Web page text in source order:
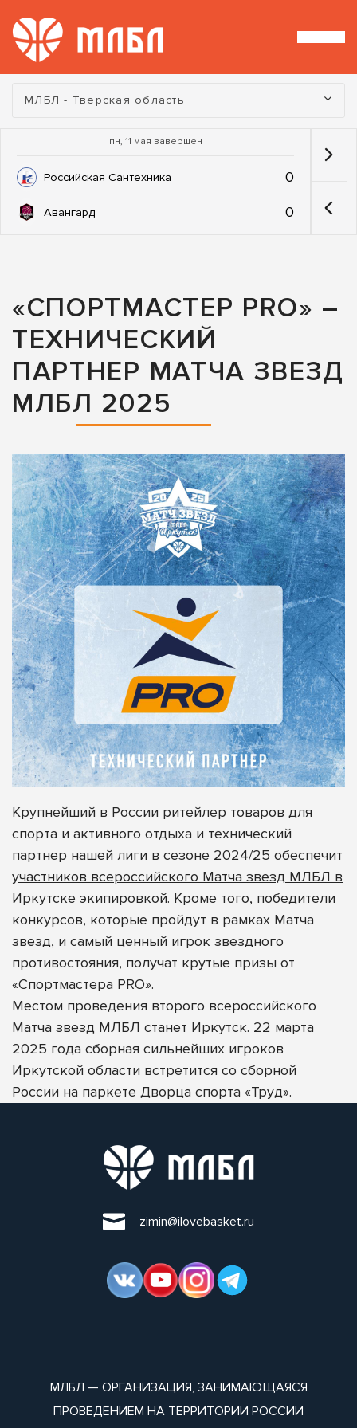
Турнир:
МЛБЛ - Тверская область
пн, 11 мая завершен
Российская Сантехника 0
Авангард 0
«СПОРТМАСТЕР PRO» –
ТЕХНИЧЕСКИЙ
ПАРТНЕР МАТЧА ЗВЕЗД
МЛБЛ 2025
Крупнейший в России ритейлер товаров для
спорта и активного отдыха и технический
партнер нашей лиги в сезоне 2024/25 обеспечит
участников всероссийского Матча звезд МЛБЛ в
Иркутске экипировкой. Кроме того, победители
конкурсов, которые пройдут в рамках Матча
звезд, и самый ценный игрок звездного
противостояния, получат крутые призы от
«Спортмастера PRO».
Местом проведения второго всероссийского
Матча звезд МЛБЛ станет Иркутск. 22 марта
2025 года сборная сильнейших игроков
Иркутской области встретится со сборной
России на паркете Дворца спорта «Труд».
zimin@ilovebasket.ru
МЛБЛ — ОРГАНИЗАЦИЯ, ЗАНИМАЮЩАЯСЯ
ПРОВЕДЕНИЕМ НА ТЕРРИТОРИИ РОССИИ